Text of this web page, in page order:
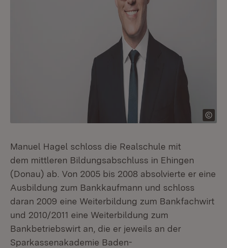
Manuel Hagel schloss die Realschule mit
dem mittleren Bildungsabschluss in Ehingen
(Donau) ab. Von 2005 bis 2008 absolvierte er eine
Ausbildung zum Bankkaufmann und schloss
daran 2009 eine Weiterbildung zum Bankfachwirt
und 2010/2011 eine Weiterbildung zum
Bankbetriebswirt an, die er jeweils an der
Sparkassenakademie Baden-